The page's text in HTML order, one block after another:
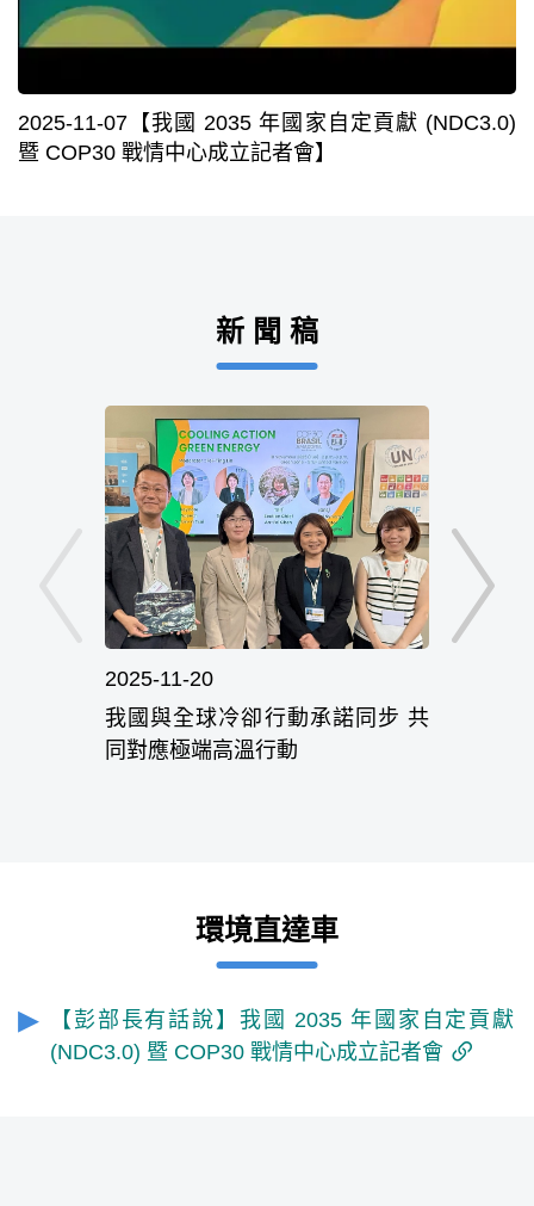
2025-11-07【我國 2035 年國家自定貢獻 (NDC3.0)
暨 COP30 戰情中心成立記者會】
新 聞 稿
上一頁新聞稿
2025-11-20
我國與全球冷卻行動承諾同步 共
同對應極端高溫行動
環境直達車
【彭部長有話說】我國 2035 年國家自定貢獻
(NDC3.0) 暨 COP30 戰情中心成立記者會